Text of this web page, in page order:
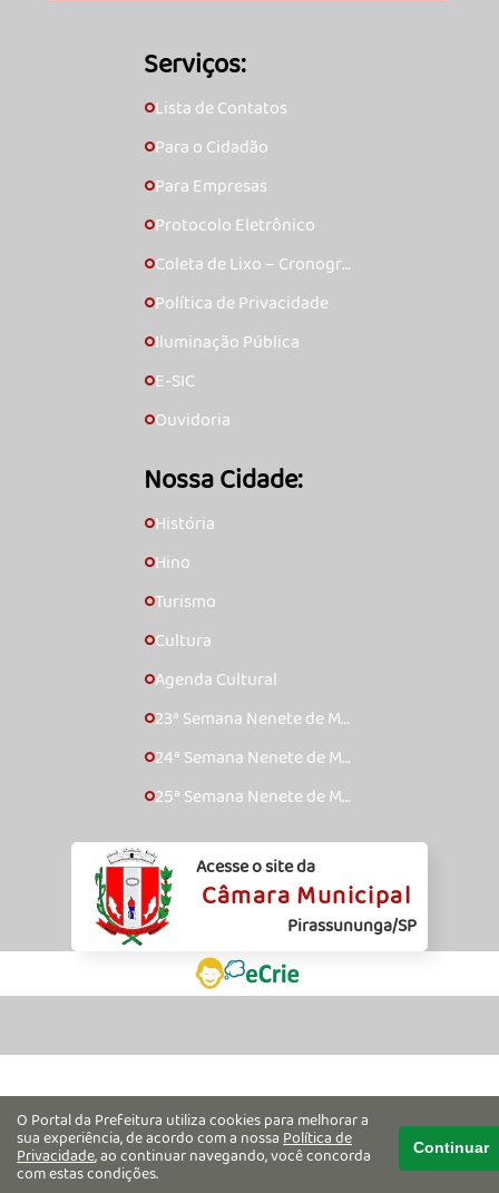
Serviços:
🞇Lista de Contatos
🞇Para o Cidadão
🞇Para Empresas
🞇Protocolo Eletrônico
🞇Coleta de Lixo – Cronogra
🞇Política de Privacidade
🞇Iluminação Pública
🞇E-SIC
🞇Ouvidoria
Nossa Cidade:
🞇História
🞇Hino
🞇Turismo
🞇Cultura
🞇Agenda Cultural
🞇23ª Semana Nenete de Mú
🞇24ª Semana Nenete de Mú
🞇25ª Semana Nenete de Mú
Acesse o site da
Câmara Municipal
Pirassununga/SP
O Portal da Prefeitura utiliza cookies para melhorar a
sua experiência, de acordo com a nossaPolítica de
Privacidade, ao continuar navegando, você concorda
com estas condições.
Continuar